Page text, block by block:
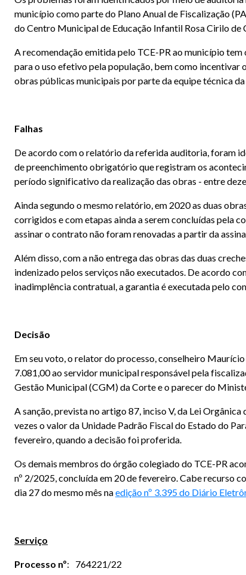
município como parte do Plano Anual de Fiscalização
do Centro Municipal de Educação Infantil Rosa Cirilo
A recomendação emitida pelo TCE-PR ao município
para o uso efetivo pela população, bem como incentivar
obras públicas municipais por parte da equipe técnica
Falhas
De acordo com o relatório da referida auditoria, foram
de preenchimento obrigatório que registram os
período significativo da realização das obras - entre
Ainda segundo o mesmo relatório, em 2020 as duas
corrigidos e com etapas ainda a serem concluídas pela
assinar o contrato não foram renovadas a partir da
Além disso, com a não entrega das obras das duas
indenizado pelos serviços não executados. De acordo
inadimplência contratual, a garantia é executada pelo
Decisão
Em seu voto, o relator do processo, conselheiro
7.081,00 ao servidor municipal responsável pela
Gestão Municipal (CGM) da Corte e o parecer do
A sanção, prevista no artigo 87, inciso V, da Lei
vezes o valor da Unidade Padrão Fiscal do Estado do
fevereiro, quando a decisão foi proferida.
Os demais membros do órgão colegiado do TCE-PR
nº 2/2025, concluída em 20 de fevereiro. Cabe recurso
dia 27 do mesmo mês naedição nº 3.395 do Diário
Serviço
Processo nº: 764221/22